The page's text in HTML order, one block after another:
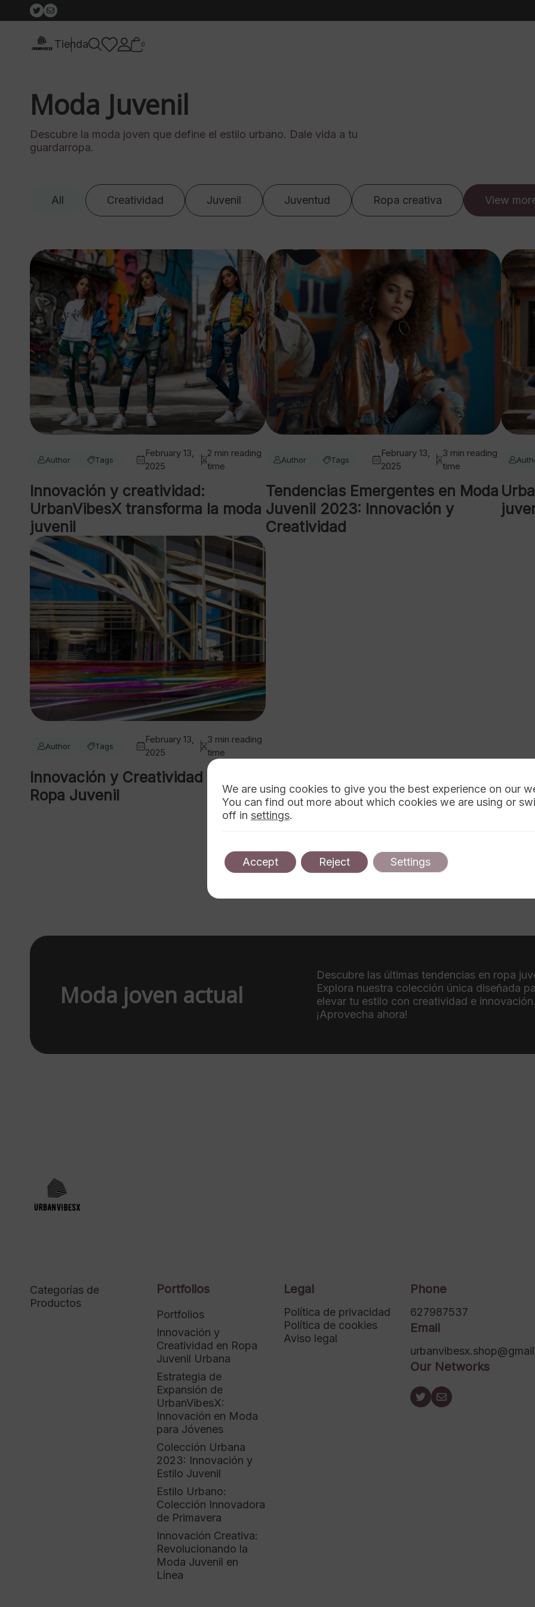
Tienda 0
Moda Juvenil
Descubre la moda joven que define el estilo urbano. Dale vida a tu
guardarropa.
All Creatividad Juvenil Juventud Ropa creativa View
Author Tags
February 13,
2025
2 min reading
time
Innovación y creatividad:
UrbanVibesX transforma la moda
juvenil
Author Tags
February 13,
2025
3 min reading
time
Tendencias Emergentes en Moda
Juvenil 2023: Innovación y
Creatividad
Author Tags
February 13,
2025
3 min reading
time
Innovación y Creatividad en la
Ropa Juvenil
Moda joven actual
Descubre las últimas tendencias en ropa
Explora nuestra colección única diseñada
elevar tu estilo con creatividad e innovación.
¡Aprovecha ahora!
Categorías de
Productos
Portfolios
Portfolios
Innovación y
Creatividad en Ropa
Juvenil Urbana
Estrategia de
Expansión de
UrbanVibesX:
Innovación en Moda
para Jóvenes
Colección Urbana
2023: Innovación y
Estilo Juvenil
Estilo Urbano:
Colección Innovadora
de Primavera
Innovación Creativa:
Revolucionando la
Moda Juvenil en
Línea
Legal
Política de privacidad
Política de cookies
Aviso legal
Phone
627987537
Email
Our Networks
We are using cookies to give you the best experience on our
You can find out more about which cookies we are using or
off in settings.
Accept Reject Settings